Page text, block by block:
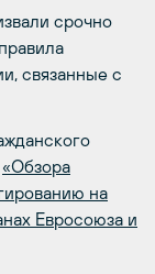
срочно
связанные с
«Обзора
на
Евросоюза и